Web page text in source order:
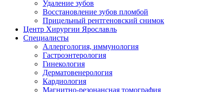
Удаление зубов
Восстановление зубов пломбой
Прицельный рентгеновский снимок
Центр Хирургии Ярославль
Специалисты
Аллергология, иммунология
Гастроэнтерология
Гинекология
Дерматовенерология
Кардиология
Магнитно-резонансная томография